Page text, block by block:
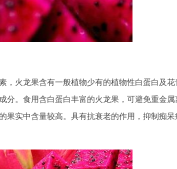
，火龙果含有一般植物少有的植物性白蛋白及花
分。食用含白蛋白丰富的火龙果，可避免重金属
果实中含量较高。具有抗衰老的作用，抑制痴呆